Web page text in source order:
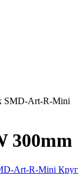
SMD-Art-R-Mini
300mm